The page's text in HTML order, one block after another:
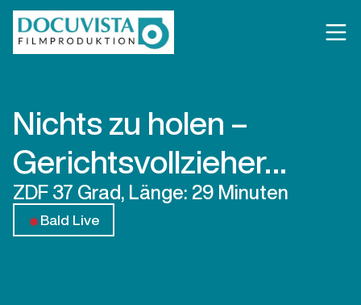
Nichts zu holen –
Gerichtsvollzieher…
ZDF 37 Grad, Länge: 29 Minuten
Bald Live